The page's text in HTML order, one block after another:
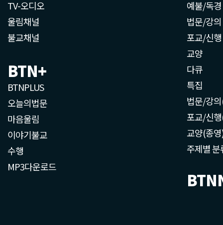
TV-오디오
울림채널
불교채널
BTN+
BTNPLUS
오늘의법문
마음울림
이야기불교
수행
MP3다운로드
예불/독경
법문/강의
포교/신행
교양
다큐
특집
법문/강
포교/신
교양(종
주제별 분